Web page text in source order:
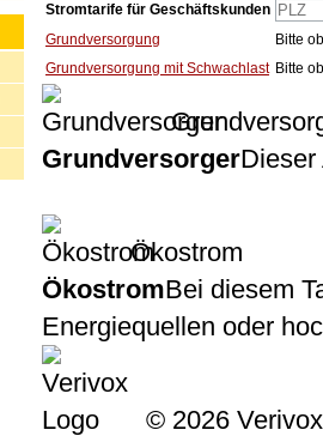
Stromtarife für Geschäftskunden
Grundversorgung
Bitte
Grundversorgung mit Schwachlast Bitte
GrundversorgerDieser
Ökostrom
ÖkostromBei diesem
Energiequellen oder
© 2026